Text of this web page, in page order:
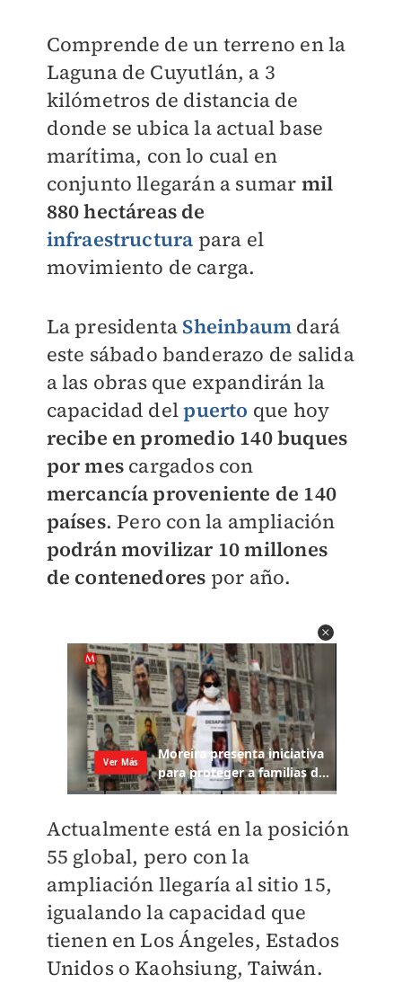
Comprende de un terreno en la
Laguna de Cuyutlán, a 3
kilómetros de distancia de
donde se ubica la actual base
marítima, con lo cual en
conjunto llegarán a sumar mil
880 hectáreas de
infraestructura para el
movimiento de carga.
La presidenta Sheinbaum dará
este sábado banderazo de salida
a las obras que expandirán la
capacidad delpuerto que hoy
recibe en promedio 140 buques
por mescargados con
mercancía proveniente de 140
países. Pero con la ampliación
podrán movilizar 10 millones
de contenedores por año.
Actualmente está en la posición
55 global, pero con la
ampliación llegaría al sitio 15,
igualando la capacidad que
tienen en Los Ángeles, Estados
Unidos o Kaohsiung, Taiwán.